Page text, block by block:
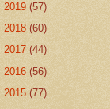
2019 (57)
2018 (60)
2017 (44)
2016 (56)
2015 (77)